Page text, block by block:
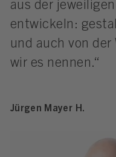
aus der
entwickeln:
und auch von
wir es nennen.“
Jürgen Mayer H.